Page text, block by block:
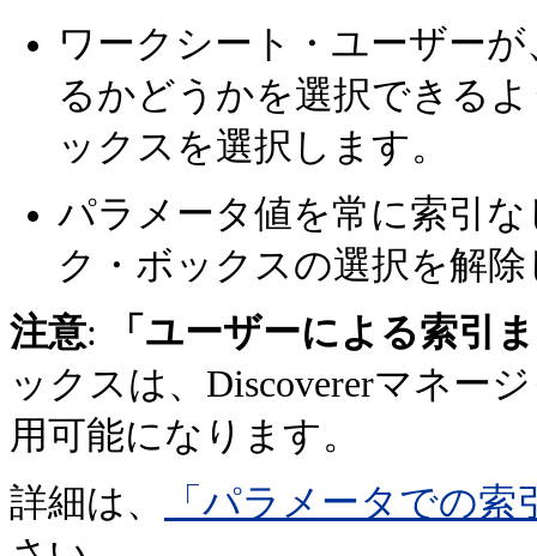
ワークシート・ユーザー
るかどうかを選択できる
ックスを選択します。
パラメータ値を常に索引
ク・ボックスの選択を解
注意:
「ユーザーによる索引
ックスは、Discovererマネー
用可能になります。
詳細は、
「パラメータでの